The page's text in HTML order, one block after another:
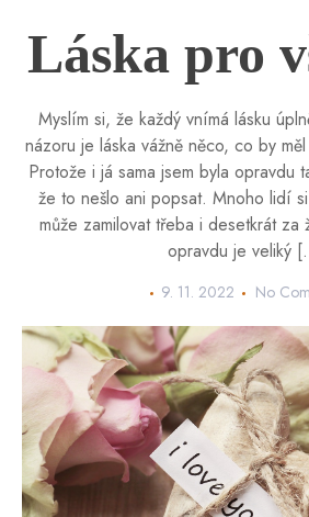
Láska pro
Myslím si, že každý vnímá lásku
názoru je láska vážně něco, co by
Protože i já sama jsem byla opravdu
že to nešlo ani popsat. Mnoho lidí
může zamilovat třeba i desetkrát za
opravdu je veliký
9. 11. 2022 No